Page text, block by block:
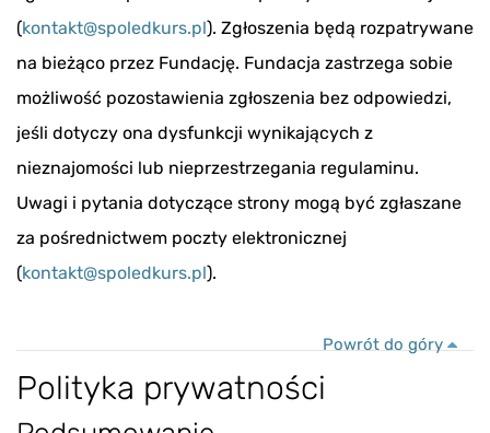
(kontakt@spoledkurs.pl). Zgłoszenia będą rozpatrywane
na bieżąco przez Fundację. Fundacja zastrzega sobie
możliwość pozostawienia zgłoszenia bez odpowiedzi,
jeśli dotyczy ona dysfunkcji wynikających z
nieznajomości lub nieprzestrzegania regulaminu.
Uwagi i pytania dotyczące strony mogą być zgłaszane
za pośrednictwem poczty elektronicznej
(kontakt@spoledkurs.pl).
Powrót do góry
Polityka prywatności